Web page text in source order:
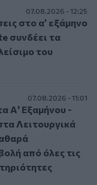
07.08.2026 - 12:25
στο α’ εξάμηνο
συνδέει τα
του
07.08.2026 - 11:01
Α' Εξαμήνου -
Λειτουργικά
από όλες τις